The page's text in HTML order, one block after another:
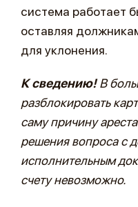
система работает
оставляя
для уклонения.
К сведению!В
разблокировать
саму причину
решения вопроса с
исполнительным
счету невозможно.